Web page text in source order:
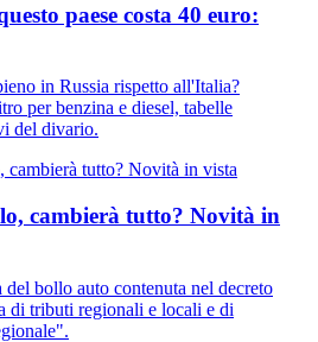
paese costa 40 euro:
in Russia rispetto all'Italia?
per benzina e diesel, tabelle
del divario.
cambierà tutto? Novità in
bollo auto contenuta nel decreto
di tributi regionali e locali e di